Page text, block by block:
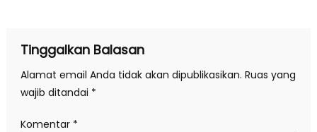
Tinggalkan Balasan
Alamat email Anda tidak akan dipublikasikan. Ruas yang
wajib ditandai *
Komentar *